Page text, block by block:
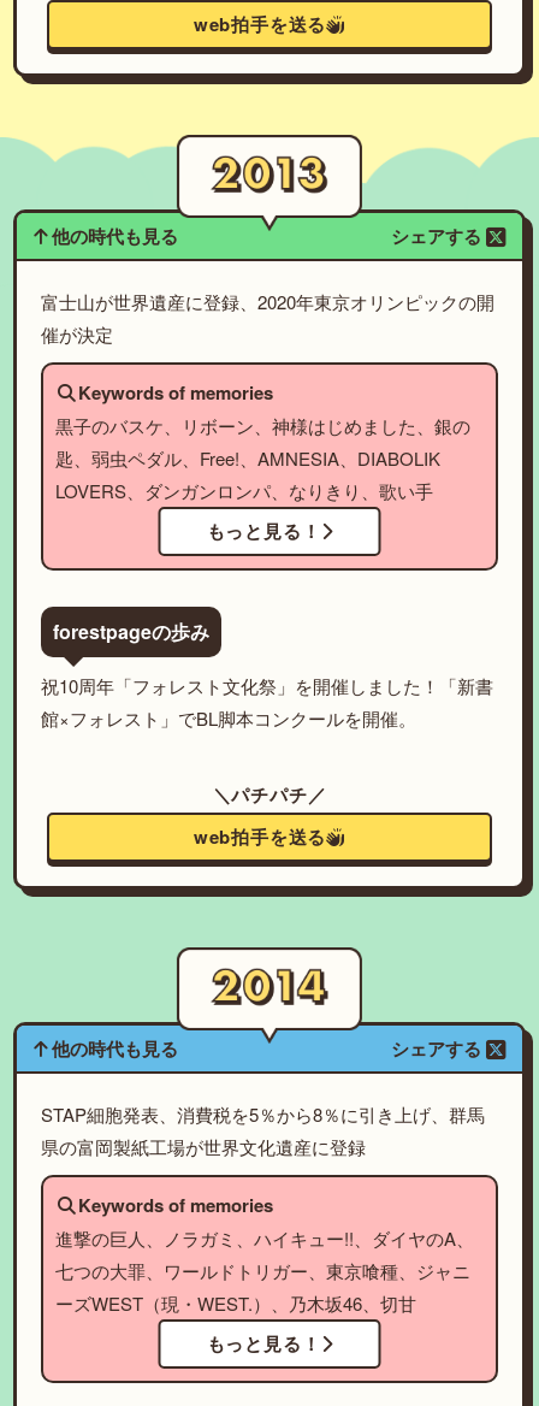
web拍手を送る
他の時代も見る シェアする
富士山が世界遺産に登録、2020年東京オリンピックの開
催が決定
Keywords of memories
黒子のバスケ、リボーン、神様はじめました、銀の
匙、弱虫ペダル、Free!、AMNESIA、DIABOLIK
LOVERS、ダンガンロンパ、なりきり、歌い手
もっと見る！
forestpageの歩み
祝10周年「フォレスト文化祭」を開催しました！「新書
館×フォレスト」でBL脚本コンクールを開催。
＼パチパチ／
web拍手を送る
他の時代も見る シェアする
STAP細胞発表、消費税を5％から8％に引き上げ、群馬
県の富岡製紙工場が世界文化遺産に登録
Keywords of memories
進撃の巨人、ノラガミ、ハイキュー!!、ダイヤのA、
七つの大罪、ワールドトリガー、東京喰種、ジャニ
ーズWEST（現・WEST.）、乃木坂46、切甘
もっと見る！